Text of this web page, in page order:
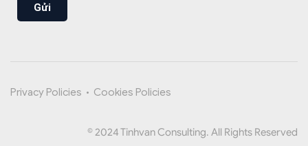
Gửi
Privacy Policies • Cookies Policies
© 2024 Tinhvan Consulting. All Rights Reserved